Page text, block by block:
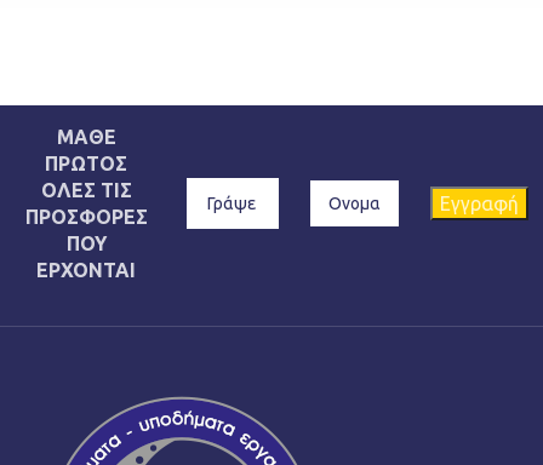
ΜΑΘΕ
ΠΡΩΤΟΣ
ΟΛΕΣ ΤΙΣ
ΠΡΟΣΦΟΡΕΣ
ΠΟΥ
ΕΡΧΟΝΤΑΙ